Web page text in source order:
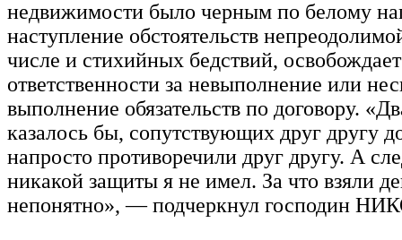
недвижимости было черным по белому
наступление обстоятельств
числе и стихийных бедствий,
ответственности за невыполнение или
выполнение обязательств по договору.
казалось бы, сопутствующих друг другу
напросто противоречили друг другу. А
никакой защиты я не имел. За что взяли
непонятно», — подчеркнул господин